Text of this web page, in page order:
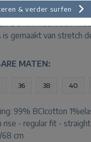
stone is een straight
De Kim heeft een
is gemaakt van stretch
MATEN:
36 38 40
99% BCIcotton
rise - regular fit -
68 cm
& verder surfen